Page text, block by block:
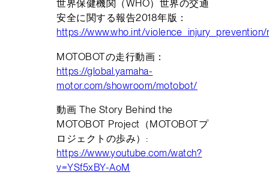
世界保健機関（WHO）世界の交通
安全に関する報告2018年版：
https://www.who.int/
MOTOBOTの走行動画：
https://global.yamaha-
motor.com/showroom/motobot/
動画 The Story Behind the
MOTOBOT Project（MOTOBOTプ
ロジェクトの歩み）:
https://www.youtube.com/watch?
v=YSf5xBY-AoM